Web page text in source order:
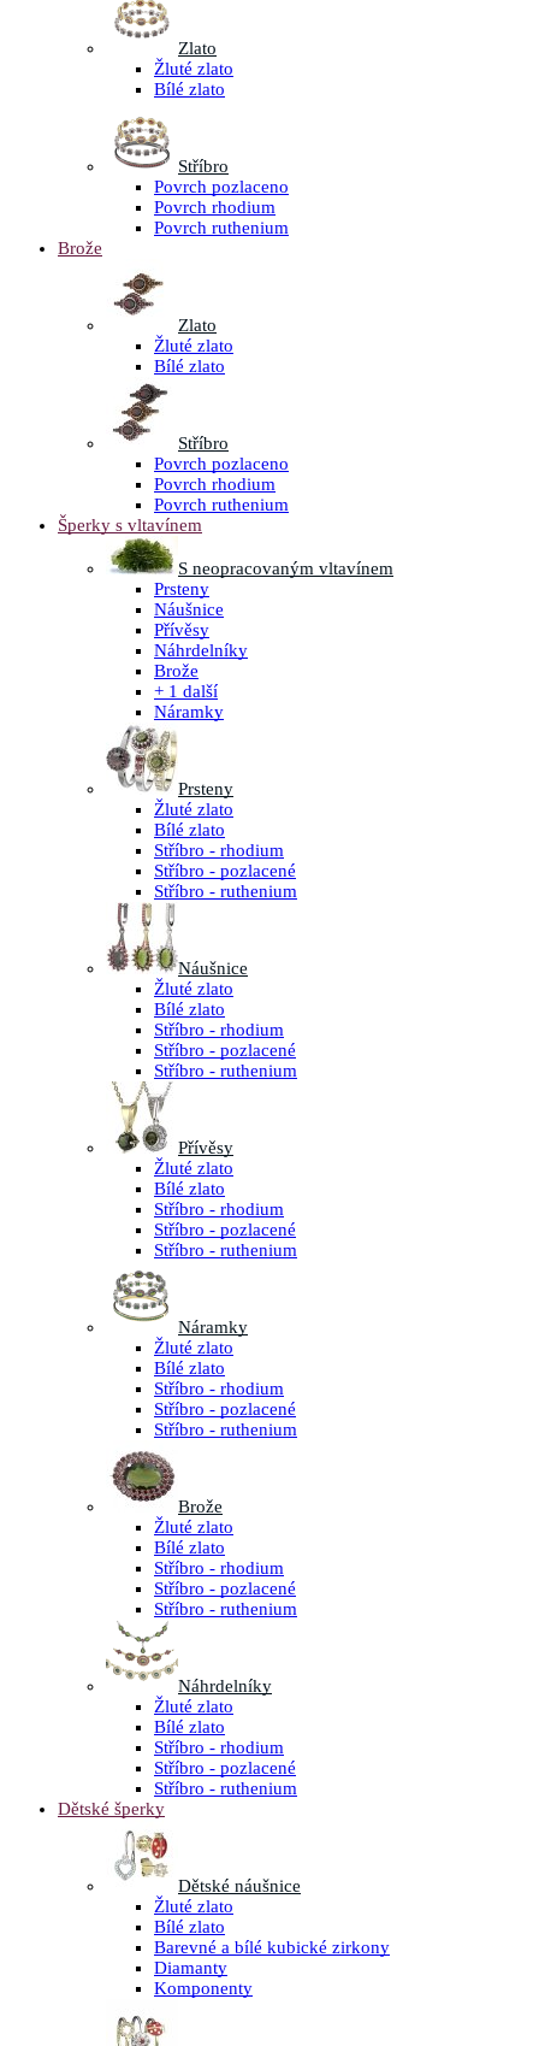
Zlato
Žluté zlato
Bílé zlato
Stříbro
Povrch pozlaceno
Povrch rhodium
Povrch ruthenium
Brože
Zlato
Žluté zlato
Bílé zlato
Stříbro
Povrch pozlaceno
Povrch rhodium
Povrch ruthenium
Šperky s vltavínem
S neopracovaným vltavínem
Prsteny
Náušnice
Přívěsy
Náhrdelníky
Brože
+ 1 další
Náramky
Prsteny
Žluté zlato
Bílé zlato
Stříbro - rhodium
Stříbro - pozlacené
Stříbro - ruthenium
Náušnice
Žluté zlato
Bílé zlato
Stříbro - rhodium
Stříbro - pozlacené
Stříbro - ruthenium
Přívěsy
Žluté zlato
Bílé zlato
Stříbro - rhodium
Stříbro - pozlacené
Stříbro - ruthenium
Náramky
Žluté zlato
Bílé zlato
Stříbro - rhodium
Stříbro - pozlacené
Stříbro - ruthenium
Brože
Žluté zlato
Bílé zlato
Stříbro - rhodium
Stříbro - pozlacené
Stříbro - ruthenium
Náhrdelníky
Žluté zlato
Bílé zlato
Stříbro - rhodium
Stříbro - pozlacené
Stříbro - ruthenium
Dětské šperky
Dětské náušnice
Žluté zlato
Bílé zlato
Barevné a bílé kubické zirkony
Diamanty
Komponenty